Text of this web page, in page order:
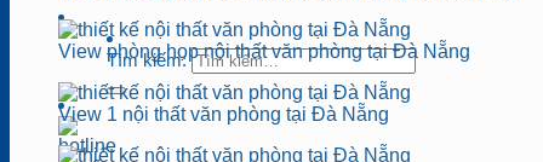
Tìm kiếm:
View phòng họp nội thất văn phòng tại Đà Nẵng
View 1 nội thất văn phòng tại Đà Nẵng